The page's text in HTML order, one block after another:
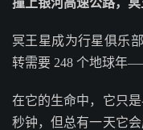
撞上银河高速公路，冥
冥王星成为行星俱乐
转需要 248 个地球年
在它的生命中，它只
秒钟，但总有一天它